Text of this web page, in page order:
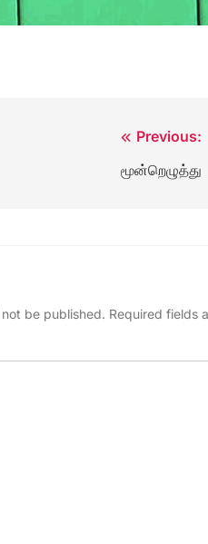
Previous:
மூன்றெழுத்து
be published. Required fields